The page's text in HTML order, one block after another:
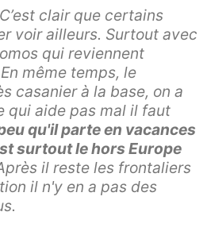
clair que certains
voir ailleurs. Surtout avec
qui reviennent
même temps, le
casanier à la base, on a
qui aide pas mal il faut
qu'il parte en vacances
surtout le hors Europe
il reste les frontaliers
il n'y en a pas des